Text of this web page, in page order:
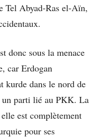
Tel Abyad-Ras el-Aïn,
donc sous la menace
car Erdogan
kurde dans le nord de
parti lié au PKK. La
est complètement
pour ses